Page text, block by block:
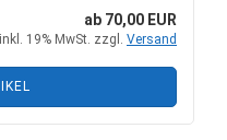
ab 70,00 EUR
inkl. 19% MwSt. zzgl. Versand